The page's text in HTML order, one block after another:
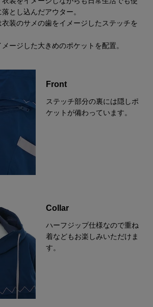
とし込んだアウター。
装のサメの歯をイメージしたステッチを
ージした大きめのポケットを配置。
Front
ステッチ部分の裏には隠しポ
ケットが備わっています。
Collar
ハーフジップ仕様なので重ね
着などもお楽しみいただけま
す。